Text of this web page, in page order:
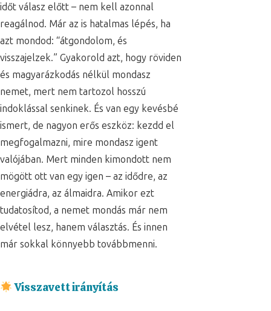
időt válasz előtt – nem kell azonnal
reagálnod. Már az is hatalmas lépés, ha
azt mondod: “átgondolom, és
visszajelzek.” Gyakorold azt, hogy röviden
és magyarázkodás nélkül mondasz
nemet, mert nem tartozol hosszú
indoklással senkinek. És van egy kevésbé
ismert, de nagyon erős eszköz: kezdd el
megfogalmazni, mire mondasz igent
valójában. Mert minden kimondott nem
mögött ott van egy igen – az idődre, az
energiádra, az álmaidra. Amikor ezt
tudatosítod, a nemet mondás már nem
elvétel lesz, hanem választás. És innen
már sokkal könnyebb továbbmenni.
Visszavett irányítás